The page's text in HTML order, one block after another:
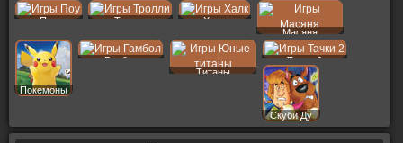
Поу Тролли
Халк
Масяня
Покемоны
Гамбол
Титаны
Тачки 2
Скуби Ду